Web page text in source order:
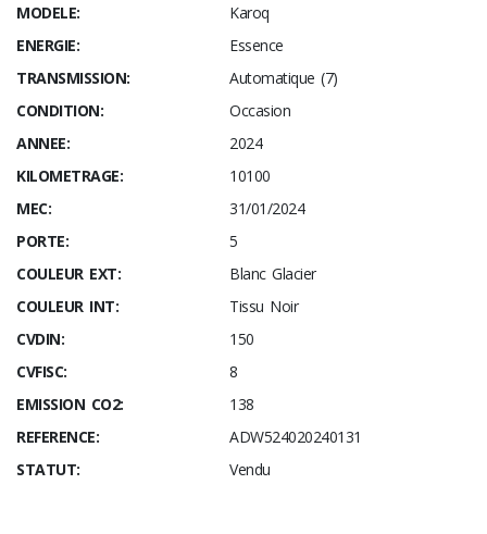
MODELE:
Karoq
ENERGIE:
Essence
TRANSMISSION:
Automatique (7)
CONDITION:
Occasion
ANNEE:
2024
KILOMETRAGE:
10100
MEC:
31/01/2024
PORTE:
5
COULEUR EXT:
Blanc Glacier
COULEUR INT:
Tissu Noir
CVDIN:
150
CVFISC:
8
EMISSION CO2:
138
REFERENCE:
ADW524020240131
STATUT:
Vendu